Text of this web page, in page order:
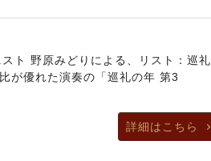
野原みどりによる、リスト：巡礼
が優れた演奏の「巡礼の年 第3
詳細はこちら